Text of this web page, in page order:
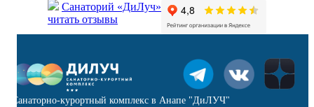
Санаторий «ДиЛуч»
читать отзывы
Санаторно-курортный комплекс в Анапе "ДиЛУЧ"